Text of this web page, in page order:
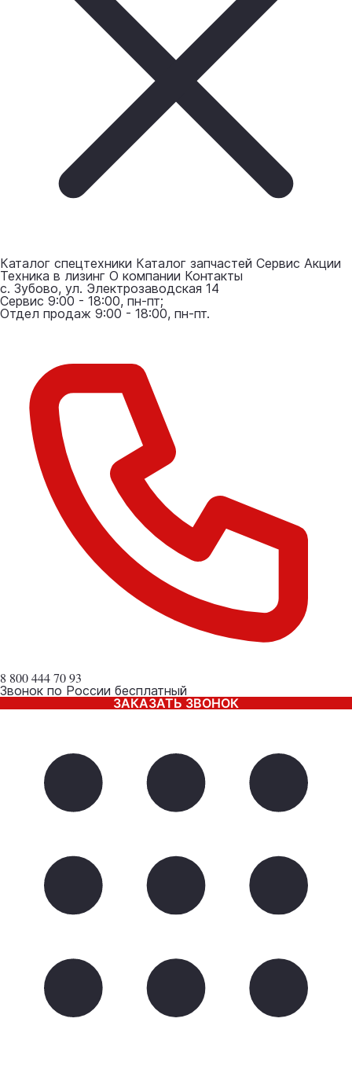
Каталог спецтехники Каталог запчастей Сервис Акции
Техника в лизинг О компании Контакты
с. Зубово, ул. Электрозаводская 14
Сервис 9:00 - 18:00, пн-пт;
Отдел продаж 9:00 - 18:00, пн-пт.
8 800444 70 93
Звонок по России бесплатный
ЗАКАЗАТЬ ЗВОНОК